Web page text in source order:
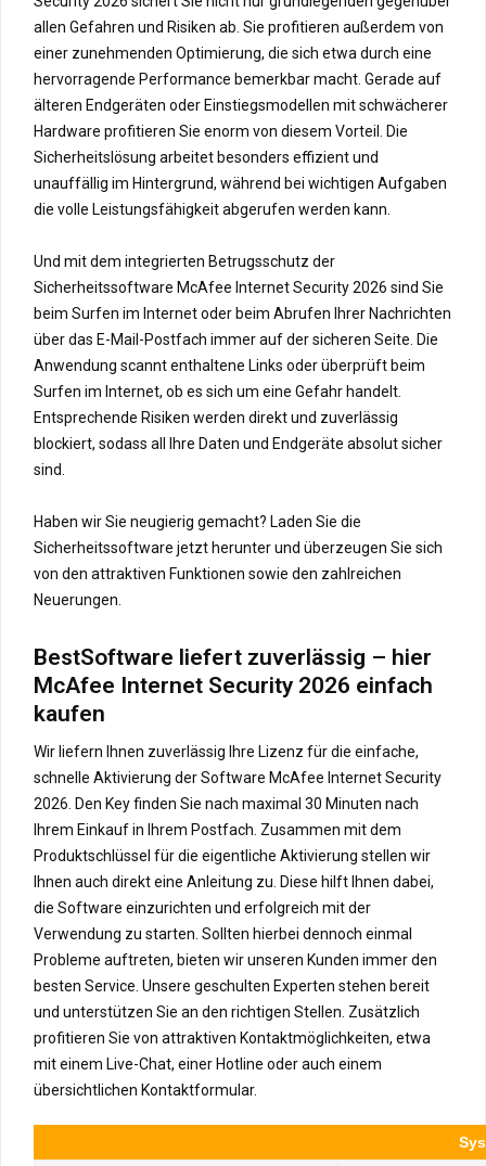
allen Gefahren und Risiken ab. Sie profitieren außerdem von
einer zunehmenden Optimierung, die sich etwa durch eine
hervorragende Performance bemerkbar macht. Gerade auf
älteren Endgeräten oder Einstiegsmodellen mit schwächerer
Hardware profitieren Sie enorm von diesem Vorteil. Die
Sicherheitslösung arbeitet besonders effizient und
unauffällig im Hintergrund, während bei wichtigen Aufgaben
die volle Leistungsfähigkeit abgerufen werden kann.
Und mit dem integrierten Betrugsschutz der
Sicherheitssoftware McAfee Internet Security 2026 sind Sie
beim Surfen im Internet oder beim Abrufen Ihrer Nachrichten
über das E-Mail-Postfach immer auf der sicheren Seite. Die
Anwendung scannt enthaltene Links oder überprüft beim
Surfen im Internet, ob es sich um eine Gefahr handelt.
Entsprechende Risiken werden direkt und zuverlässig
blockiert, sodass all Ihre Daten und Endgeräte absolut sicher
sind.
Haben wir Sie neugierig gemacht? Laden Sie die
Sicherheitssoftware jetzt herunter und überzeugen Sie sich
von den attraktiven Funktionen sowie den zahlreichen
Neuerungen.
BestSoftware liefert zuverlässig – hier
McAfee Internet Security 2026 einfach
kaufen
Wir liefern Ihnen zuverlässig Ihre Lizenz für die einfache,
schnelle Aktivierung der Software McAfee Internet Security
2026. Den Key finden Sie nach maximal 30 Minuten nach
Ihrem Einkauf in Ihrem Postfach. Zusammen mit dem
Produktschlüssel für die eigentliche Aktivierung stellen wir
Ihnen auch direkt eine Anleitung zu. Diese hilft Ihnen dabei,
die Software einzurichten und erfolgreich mit der
Verwendung zu starten. Sollten hierbei dennoch einmal
Probleme auftreten, bieten wir unseren Kunden immer den
besten Service. Unsere geschulten Experten stehen bereit
und unterstützen Sie an den richtigen Stellen. Zusätzlich
profitieren Sie von attraktiven Kontaktmöglichkeiten, etwa
mit einem Live-Chat, einer Hotline oder auch einem
übersichtlichen Kontaktformular.